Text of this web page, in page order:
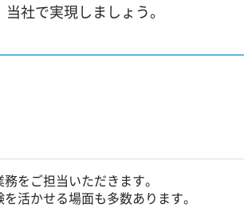
社で実現しましょう。
をご担当いただきます。
活かせる場面も多数あります。